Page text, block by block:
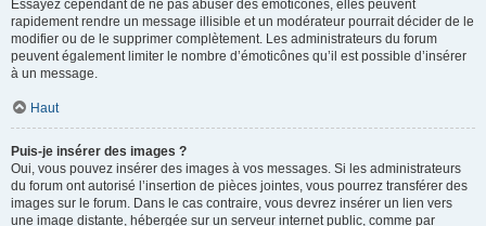
Essayez cependant de ne pas abuser des émoticônes, elles peuvent
rapidement rendre un message illisible et un modérateur pourrait décider de le
modifier ou de le supprimer complètement. Les administrateurs du forum
peuvent également limiter le nombre d’émoticônes qu’il est possible d’insérer
à un message.
Haut
Puis-je insérer des images ?
Oui, vous pouvez insérer des images à vos messages. Si les administrateurs
du forum ont autorisé l’insertion de pièces jointes, vous pourrez transférer des
images sur le forum. Dans le cas contraire, vous devrez insérer un lien vers
une image distante, hébergée sur un serveur internet public, comme par